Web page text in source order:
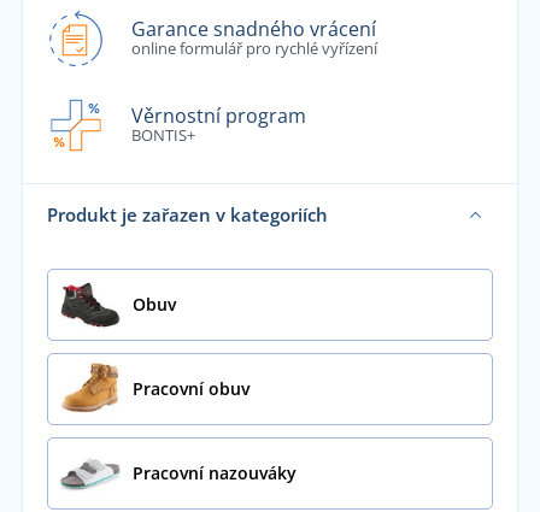
Garance snadného vrácení
online formulář pro rychlé vyřízení
Věrnostní program
BONTIS+
Produkt je zařazen v kategoriích
Obuv
Pracovní obuv
Pracovní nazouváky